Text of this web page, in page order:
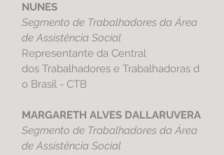
NUNES
Segmento de Trabalhadores da Área
de Assistência Social
Representante da Central
dos Trabalhadores e Trabalhadoras d
o Brasil - CTB
MARGARETH ALVES DALLARUVERA
Segmento de Trabalhadores da Área
de Assistência Social